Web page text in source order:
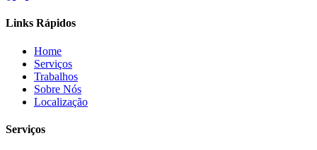
Links Rápidos
Home
Serviços
Trabalhos
Sobre Nós
Localização
Serviços